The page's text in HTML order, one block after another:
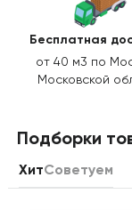
Бесплатная
от 40 м3 по
Московской
Подборки
ХитСоветуем